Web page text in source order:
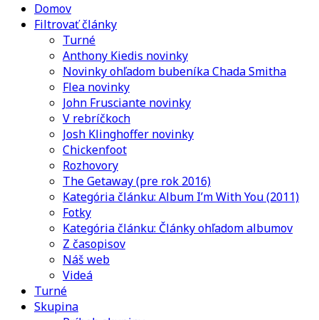
Domov
Filtrovať články
Turné
Anthony Kiedis novinky
Novinky ohľadom bubeníka Chada Smitha
Flea novinky
John Frusciante novinky
V rebríčkoch
Josh Klinghoffer novinky
Chickenfoot
Rozhovory
The Getaway (pre rok 2016)
Kategória článku: Album I’m With You (2011)
Fotky
Kategória článku: Články ohľadom albumov
Z časopisov
Náš web
Videá
Turné
Skupina